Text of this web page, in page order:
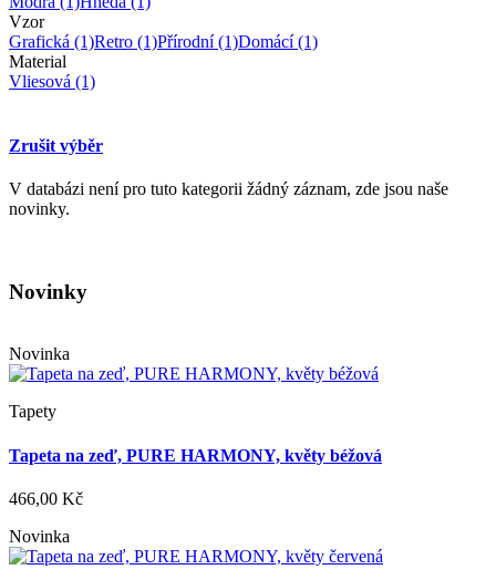
Vzor
Grafická (1)Retro (1)Přírodní(1)Domácí(1)
Material
Vliesová (1)
Zrušit výběr
V databázi není pro tuto kategorii žádný záznam, zde jsou naše
novinky.
Novinky
Novinka
Tapety
Tapeta na zeď, PURE HARMONY, květy béžová
466,00 Kč
Novinka